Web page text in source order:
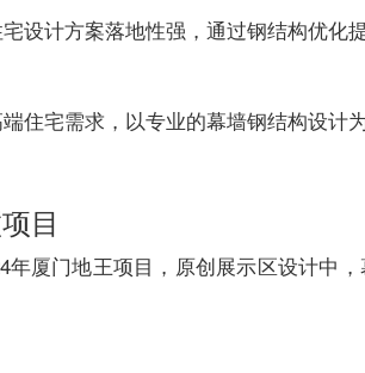
设计方案落地性强，通过钢结构优化
住宅需求，以专业的幕墙钢结构设计
目
厦门地王项目，原创展示区设计中